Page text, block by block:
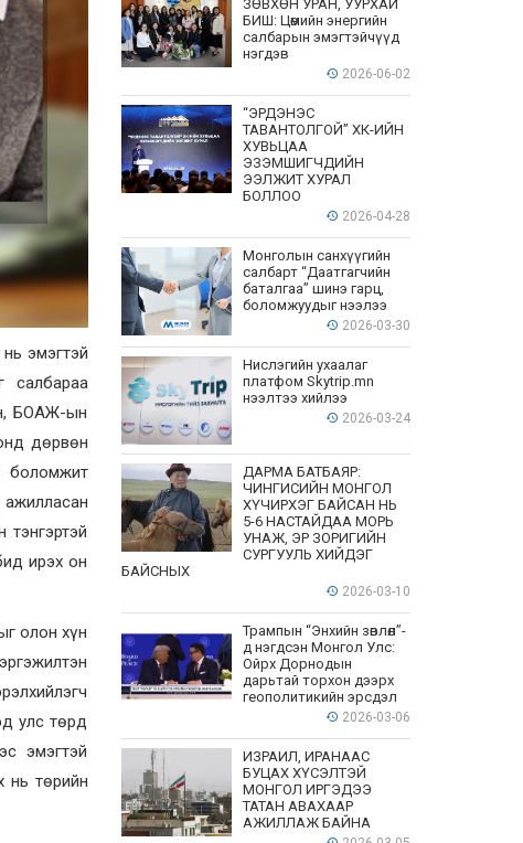
эмэгтэй
салбараа
БОАЖ-ын
дөрвөн
боломжит
ирэх он
олон хүн
улс төрд
эмэгтэй
нь төрийн
ЗӨВХӨН УРАН, УУРХАЙ
БИШ: Цөмийн энергийн
салбарын эмэгтэйчүүд
нэгдэв
2026-06-02
“ЭРДЭНЭС
ТАВАНТОЛГОЙ” ХК-ИЙН
ХУВЬЦАА
ЭЗЭМШИГЧДИЙН
ЭЭЛЖИТ ХУРАЛ
БОЛЛОО
2026-04-28
Монголын санхүүгийн
салбарт “Даатгагчийн
баталгаа” шинэ гарц,
боломжуудыг нээлээ
2026-03-30
Нислэгийн ухаалаг
платфом Skytrip.mn
нээлтээ хийлээ
2026-03-24
ДАРМА БАТБАЯР:
ЧИНГИСИЙН МОНГОЛ
ХҮЧИРХЭГ БАЙСАН НЬ
5-6 НАСТАЙДАА МОРЬ
УНАЖ, ЭР ЗОРИГИЙН
СУРГУУЛЬ ХИЙДЭГ
БАЙСНЫХ
2026-03-10
Трампын “Энхийн зөвлөл”-
д нэгдсэн Монгол Улс:
Ойрх Дорнодын
дарьтай торхон дээрх
геополитикийн эрсдэл
2026-03-06
ИЗРАИЛ, ИРАНААС
БУЦАХ ХҮСЭЛТЭЙ
МОНГОЛ ИРГЭДЭЭ
ТАТАН АВАХААР
АЖИЛЛАЖ БАЙНА